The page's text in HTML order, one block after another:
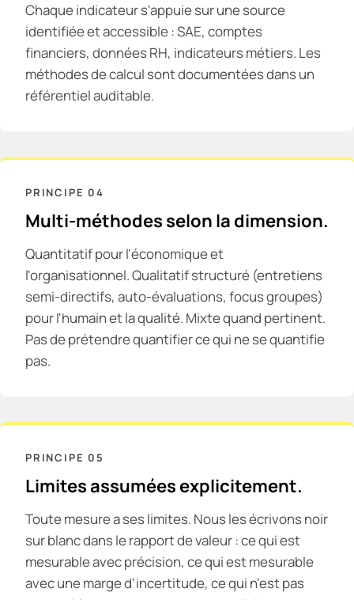
Chaque indicateur s'appuie sur une source
identifiée et accessible : SAE, comptes
financiers, données RH, indicateurs métiers. Les
méthodes de calcul sont documentées dans un
référentiel auditable.
PRINCIPE 04
Multi-méthodes selon la dimension.
Quantitatif pour l'économique et
l'organisationnel. Qualitatif structuré (entretiens
semi-directifs, auto-évaluations, focus groupes)
pour l'humain et la qualité. Mixte quand pertinent.
Pas de prétendre quantifier ce qui ne se quantifie
pas.
PRINCIPE 05
Limites assumées explicitement.
Toute mesure a ses limites. Nous les écrivons noir
sur blanc dans le rapport de valeur : ce qui est
mesurable avec précision, ce qui est mesurable
avec une marge d'incertitude, ce qui n'est pas